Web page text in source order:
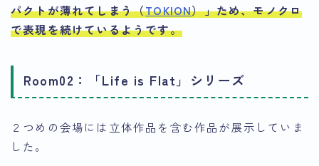
パクトが薄れてしまう（TOKION）」ため、モノクロ
で表現を続けているようです。
Room02：「Life is Flat」シリーズ
２つめの会場には立体作品を含む作品が展示していま
した。